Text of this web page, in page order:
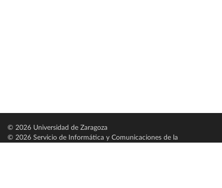
© 2026 Universidad de Zaragoza
© 2026 Servicio de Informática y Comunicaciones de la